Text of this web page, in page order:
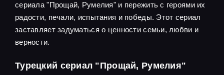
сериала "Прощай, Румелия" и пережить с героями их
радости, печали, испытания и победы. Этот сериал
заставляет задуматься о ценности семьи, любви и
верности.
Турецкий сериал "Прощай, Румелия"